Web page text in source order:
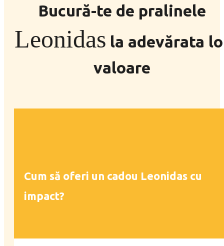
Bucură-te de pralinele
Leonidas la adevărata
valoare
Cum să oferi un cadou Leonidas cu
impact?